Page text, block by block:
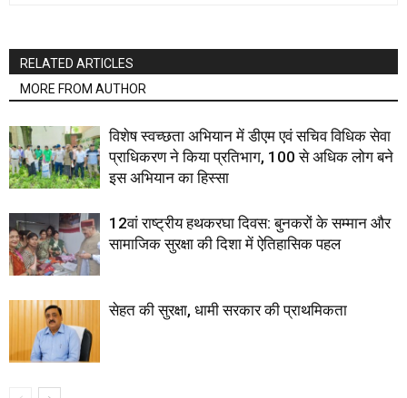
RELATED ARTICLES
MORE FROM AUTHOR
विशेष स्वच्छता अभियान में डीएम एवं सचिव विधिक सेवा
प्राधिकरण ने किया प्रतिभाग, 100 से अधिक लोग बने
इस अभियान का हिस्सा
12वां राष्ट्रीय हथकरघा दिवस: बुनकरों के सम्मान और
सामाजिक सुरक्षा की दिशा में ऐतिहासिक पहल
सेहत की सुरक्षा, धामी सरकार की प्राथमिकता